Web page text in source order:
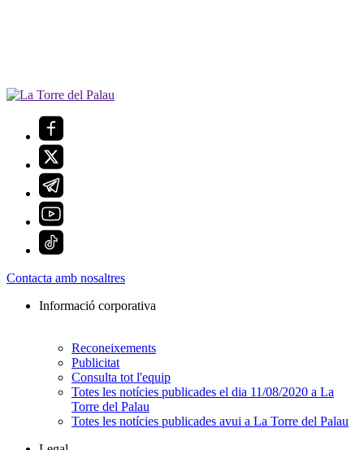
Contacta amb nosaltres
Informació corporativa
Reconeixements
Publicitat
Consulta tot l'equip
Totes les notícies publicades el dia 11/08/2020 a La
Torre del Palau
Totes les notícies publicades avui a La Torre del Palau